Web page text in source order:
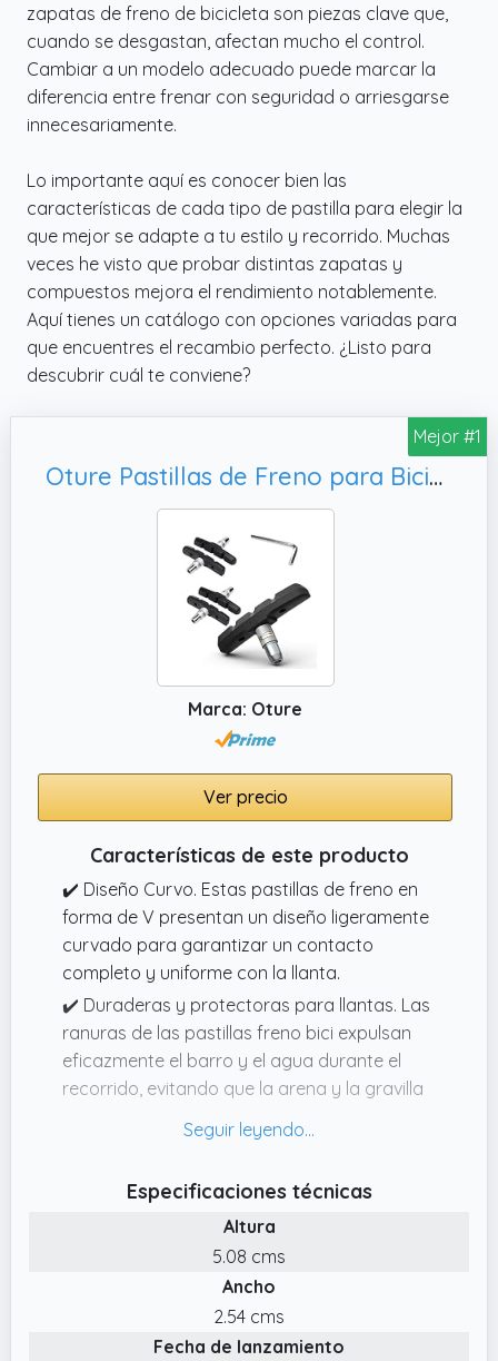
zapatas de freno de bicicleta son piezas clave que,
cuando se desgastan, afectan mucho el control.
Cambiar a un modelo adecuado puede marcar la
diferencia entre frenar con seguridad o arriesgarse
innecesariamente.
Lo importante aquí es conocer bien las
características de cada tipo de pastilla para elegir la
que mejor se adapte a tu estilo y recorrido. Muchas
veces he visto que probar distintas zapatas y
compuestos mejora el rendimiento notablemente.
Aquí tienes un catálogo con opciones variadas para
que encuentres el recambio perfecto. ¿Listo para
descubrir cuál te conviene?
Mejor #1
Oture Pastillas de Freno para Bicicleta, Tektro y Mayoría de Bici
Marca: Oture
Ver precio
Características de este producto
✔️ Diseño Curvo. Estas pastillas de freno en
forma de V presentan un diseño ligeramente
curvado para garantizar un contacto
completo y uniforme con la llanta.
✔️ Duraderas y protectoras para llantas. Las
ranuras de las pastillas freno bici expulsan
eficazmente el barro y el agua durante el
recorrido, evitando que la arena y la gravilla
suficientes para reemplazar las ruedas
delanteras y traseras o como repuesto.
✔️ Diseño universal. Las pastillas de freno
Oture son compatibles con una amplia gama
de frenos de bicicleta, aptas para la mayoría
de sistemas de freno Vbrake, bicicletas de
Especificaciones técnicas
Altura
5.08 cms
Ancho
2.54 cms
Fecha de lanzamiento